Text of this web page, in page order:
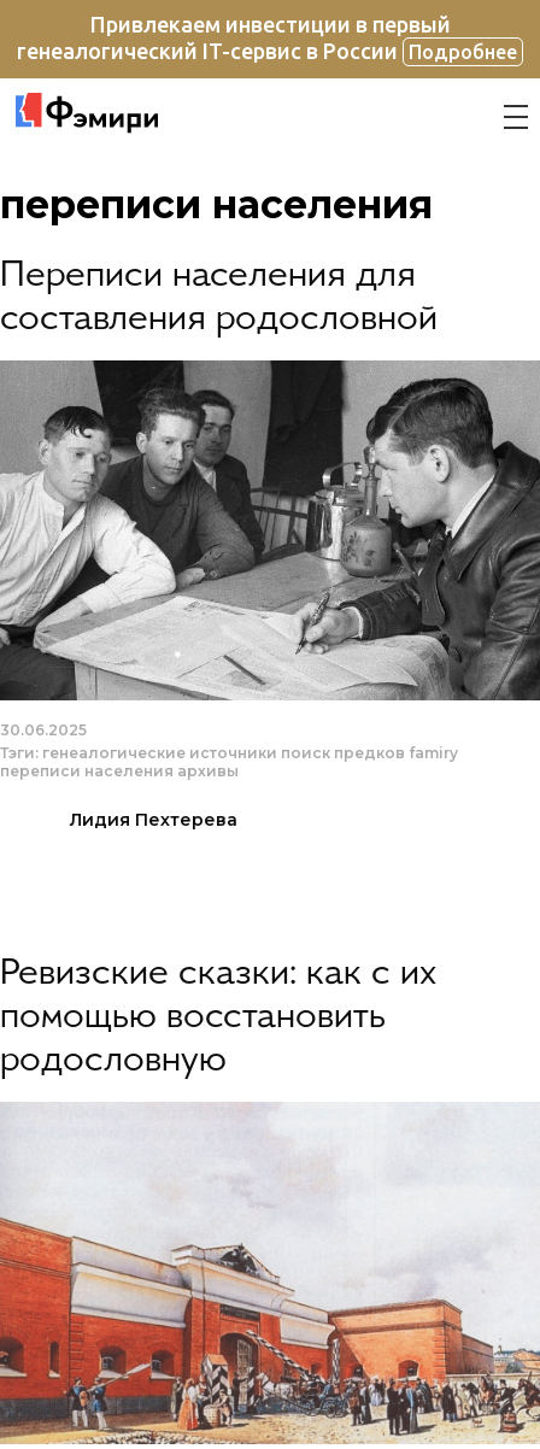
Привлекаем инвестиции в первый
генеалогический IT-сервис в России
Подробнее
переписи населения
Переписи населения для
составления родословной
30.06.2025
Тэги: генеалогические источники поиск предков famiry
переписи населения архивы
Лидия Пехтерева
Ревизские сказки: как с их
помощью восстановить
родословную